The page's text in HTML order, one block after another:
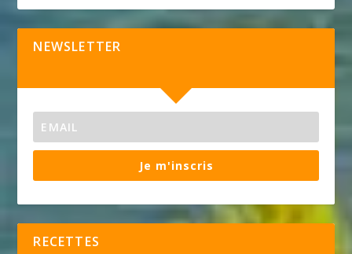
NEWSLETTER
Je m'inscris
RECETTES